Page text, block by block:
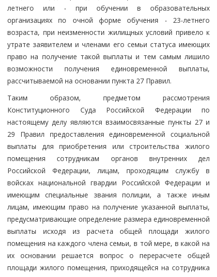
летнего или - при обучении в образовательных
организациях по очной форме обучения - 23-летнего
возраста, при неизменности жилищных условий привело к
утрате заявителем и членами его семьи статуса имеющих
право на получение такой выплаты и тем самым лишило
возможности получения единовременной выплаты,
рассчитываемой на основании пункта 27 Правил.
Таким образом, предметом рассмотрения
Конституционного Суда Российской Федерации по
настоящему делу являются взаимосвязанные пункты 27 и
29 Правил предоставления единовременной социальной
выплаты для приобретения или строительства жилого
помещения сотрудникам органов внутренних дел
Российской Федерации, лицам, проходящим службу в
войсках национальной гвардии Российской Федерации и
имеющим специальные звания полиции, а также иным
лицам, имеющим право на получение указанной выплаты,
предусматривающие определение размера единовременной
выплаты исходя из расчета общей площади жилого
помещения на каждого члена семьи, в той мере, в какой на
их основании решается вопрос о перерасчете общей
площади жилого помещения, приходящейся на сотрудника